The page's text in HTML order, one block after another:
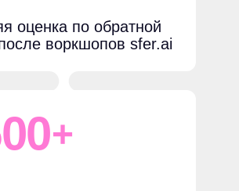
оценка по обратной
воркшопов sfer.ai
+